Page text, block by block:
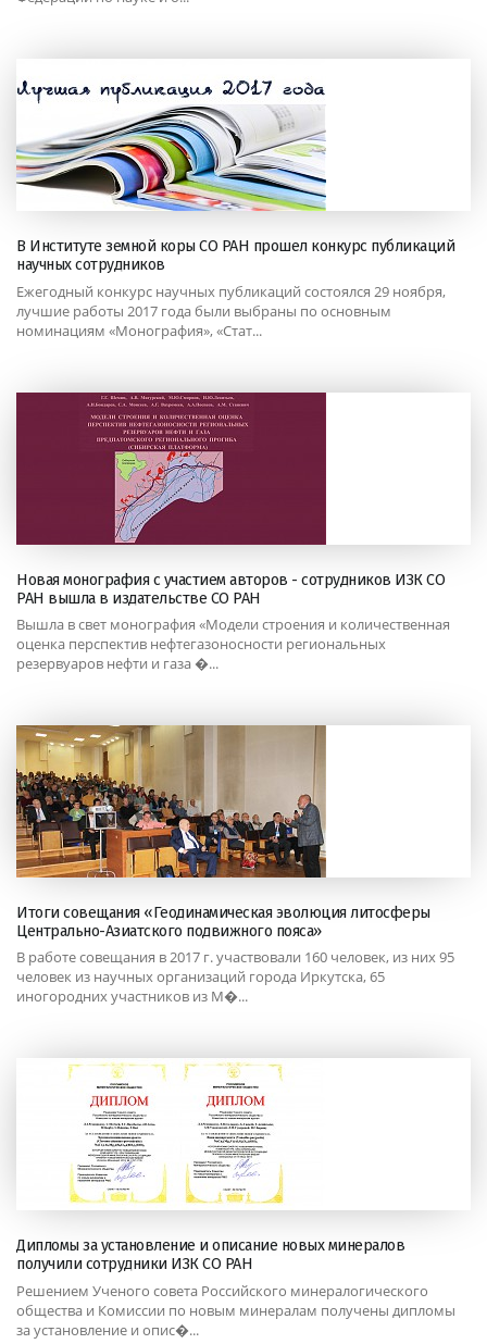
В Институте земной коры СО РАН прошел конкурс публикаций
научных сотрудников
Ежегодный конкурс научных публикаций состоялся 29 ноября,
лучшие работы 2017 года были выбраны по основным
номинациям «Монография», «Стат...
Новая монография с участием авторов - сотрудников ИЗК СО
РАН вышла в издательстве СО РАН
Вышла в свет монография «Модели строения и количественная
оценка перспектив нефтегазоносности региональных
резервуаров нефти и газа �...
Итоги совещания «Геодинамическая эволюция литосферы
Центрально-Азиатского подвижного пояса»
В работе совещания в 2017 г. участвовали 160 человек, из них 95
человек из научных организаций города Иркутска, 65
иногородних участников из М�...
Дипломы за установление и описание новых минералов
получили сотрудники ИЗК СО РАН
Решением Ученого совета Российского минералогического
общества и Комиссии по новым минералам получены дипломы
за установление и опис�...